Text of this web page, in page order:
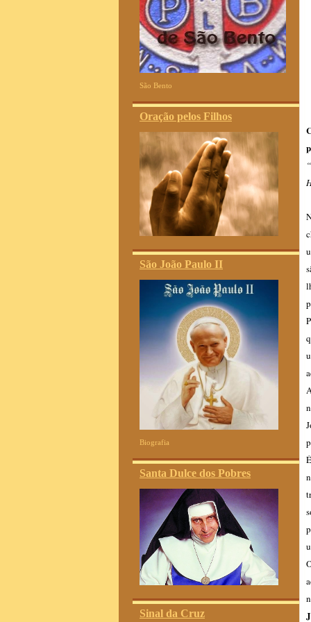
São Bento
Oração pelos Filhos
São João Paulo II
Biografia
Santa Dulce dos Pobres
Sinal da Cruz